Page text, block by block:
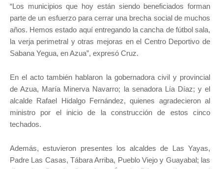
“Los municipios que hoy están siendo beneficiados forman
parte de un esfuerzo para cerrar una brecha social de muchos
años. Hemos estado aquí entregando la cancha de fútbol sala,
la verja perimetral y otras mejoras en el Centro Deportivo de
Sabana Yegua, en Azua”, expresó Cruz.
En el acto también hablaron la gobernadora civil y provincial
de Azua, María Minerva Navarro; la senadora Lía Díaz; y el
alcalde Rafael Hidalgo Fernández, quienes agradecieron al
ministro por el inicio de la construcción de estos cinco
techados.
Además, estuvieron presentes los alcaldes de Las Yayas,
Padre Las Casas, Tábara Arriba, Pueblo Viejo y Guayabal; las